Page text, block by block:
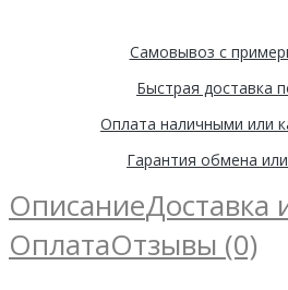
Самовывоз с
Быстрая доставка
Оплата наличными или
Гарантия обмена
ОписаниеДоставка
ОплатаОтзывы (0)